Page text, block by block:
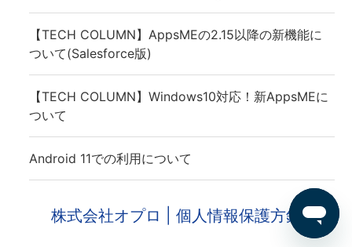
【TECH COLUMN】AppsMEの2.15以降の新機能に
ついて(Salesforce版)
【TECH COLUMN】Windows10対応！新AppsMEに
ついて
Android 11での利用について
株式会社オプロ | 個人情報保護方針